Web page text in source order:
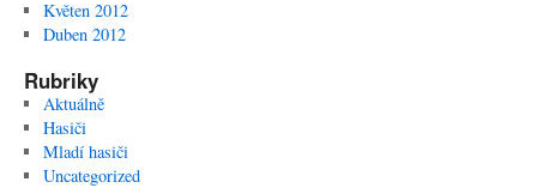
Květen 2012
Duben 2012
Rubriky
Aktuálně
Hasiči
Mladí hasiči
Uncategorized